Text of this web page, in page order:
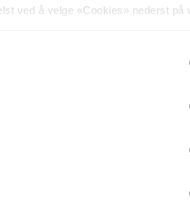
ved å velge «Cookies» nederst på
rondell 3lys 44cm